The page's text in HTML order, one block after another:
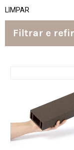
LIMPAR
Filtrar e